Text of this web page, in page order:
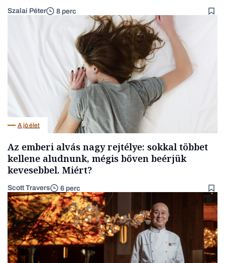
Szalai Péter 8 perc
A jó élet
Az emberi alvás nagy rejtélye: sokkal többet
kellene aludnunk, mégis bőven beérjük
kevesebbel. Miért?
Scott Travers 6 perc